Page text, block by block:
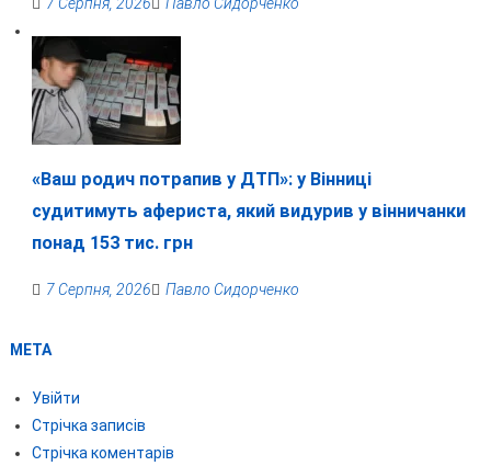
«Ваш родич потрапив у ДТП»: у Вінниці
судитимуть афериста, який видурив у вінничанки
понад 153 тис. грн
7 Серпня, 2026 Павло Сидорченко
МЕТА
Увійти
Стрічка записів
Стрічка коментарів